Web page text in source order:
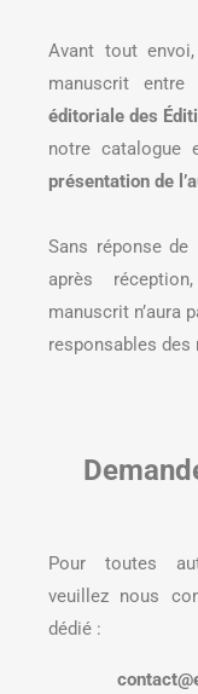
Avant tout
manuscrit
éditoriale des
notre catalogue
présentation de
Sans réponse
après
manuscrit n’aura
responsables
Pour toutes
veuillez nous
dédié :